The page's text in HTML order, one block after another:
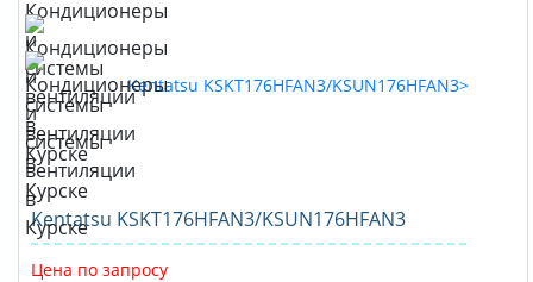
Kentatsu KSKT176HFAN3/KSUN176HFAN3
Цена по запросу